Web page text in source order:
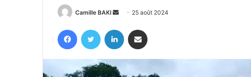
Camille BAKI
Envoyer
courriel
25 août 2024
FacebookTwitter Linkedin